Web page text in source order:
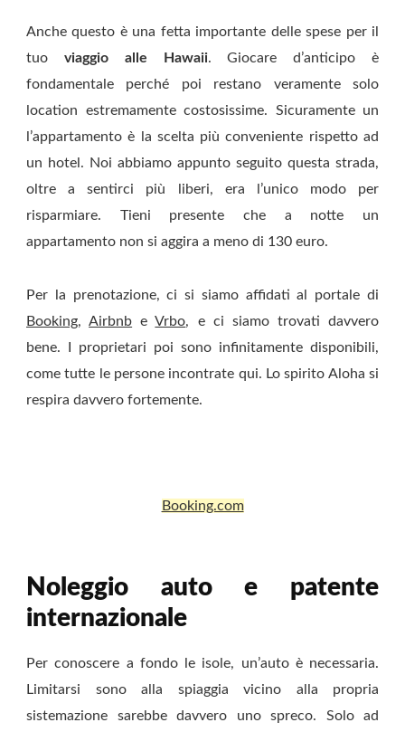
Anche questo è una fetta importante delle spese per il
tuo viaggio alle Hawaii. Giocare d’anticipo è
fondamentale perché poi restano veramente solo
location estremamente costosissime. Sicuramente un
l’appartamento è la scelta più conveniente rispetto ad
un hotel. Noi abbiamo appunto seguito questa strada,
oltre a sentirci più liberi, era l’unico modo per
risparmiare. Tieni presente che a notte un
appartamento non si aggira a meno di 130 euro.
Per la prenotazione, ci si siamo affidati al portale di
Booking,Airbnb eVrbo, e ci siamo trovati davvero
bene. I proprietari poi sono infinitamente disponibili,
come tutte le persone incontrate qui. Lo spirito Aloha si
respira davvero fortemente.
Booking.com
Noleggio auto e patente
internazionale
Per conoscere a fondo le isole, un’auto è necessaria.
Limitarsi sono alla spiaggia vicino alla propria
sistemazione sarebbe davvero uno spreco. Solo ad